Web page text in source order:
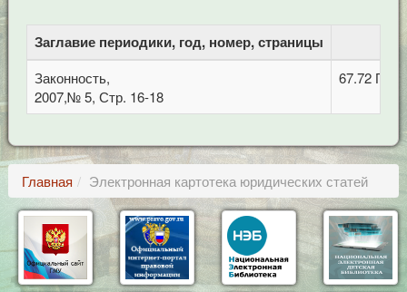
Заглавие периодики, год, номер, страницы
Законность,
2007,№ 5, Стр. 16-18
67.72
Главная Электронная картотека юридических статей